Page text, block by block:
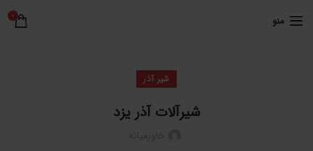
منو 0
شیر آذر
شیرآلات آذر یزد